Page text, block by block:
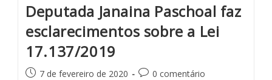
Deputada Janaina Paschoal faz
esclarecimentos sobre a Lei
17.137/2019
7 de fevereiro de 2020 0 comentário